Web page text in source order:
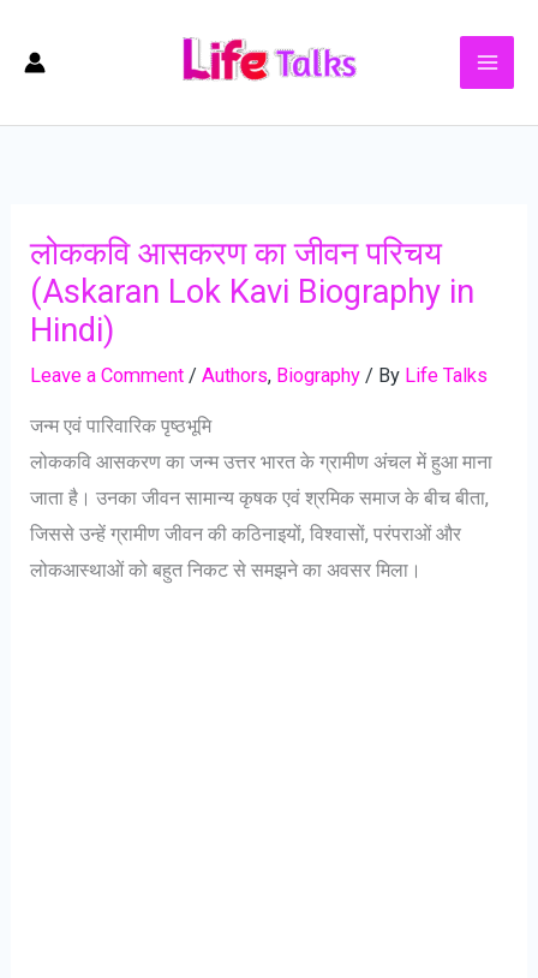
लोककवि आसकरण का जीवन परिचय
(Askaran Lok Kavi Biography in
Hindi)
Leave a Comment /Authors, Biography / By Life Talks
जन्म एवं पारिवारिक पृष्ठभूमि
लोककवि आसकरण का जन्म उत्तर भारत के ग्रामीण अंचल में हुआ माना
जाता है। उनका जीवन सामान्य कृषक एवं श्रमिक समाज के बीच बीता,
जिससे उन्हें ग्रामीण जीवन की कठिनाइयों, विश्वासों, परंपराओं और
लोकआस्थाओं को बहुत निकट से समझने का अवसर मिला।